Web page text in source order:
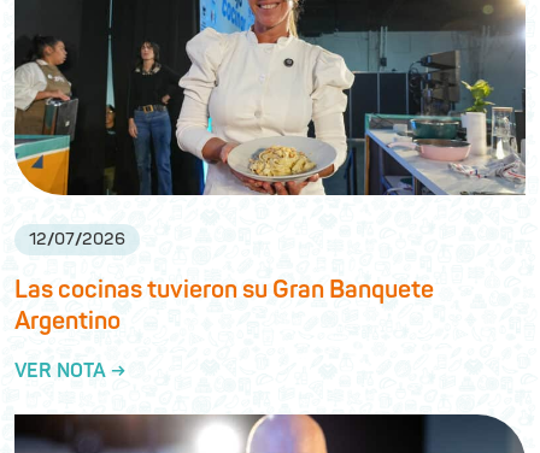
12/07/2026
Las cocinas tuvieron su Gran Banquete
Argentino
VER NOTA →